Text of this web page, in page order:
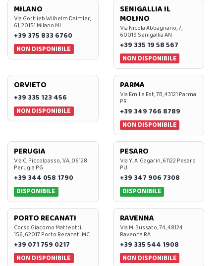
MILANO
Via Gottlieb Wilhelm Daimler,
61, 20151 Milano MI
+39 375 833 6760
NON DISPONIBILE
SENIGALLIA IL
MOLINO
Via Nicola Abbagnano, 7,
60019 Senigallia AN
+39 335 19 58 567
NON DISPONIBILE
ORVIETO
+39 335 123 456
NON DISPONIBILE
PARMA
Via Emilia Est, 7B, 43121 Parma
PR
+39 349 766 8789
NON DISPONIBILE
PERUGIA
Via C. Piccolpasso, 1/A, 06128
Perugia PG
+39 344 058 1790
DISPONIBILE
PESARO
Via Y. A. Gagarin, 61122 Pesaro
PU
+39 347 906 7308
DISPONIBILE
PORTO RECANATI
Corso Giacomo Matteotti,
156, 62017 Porto Recanati MC
+39 071 759 0217
NON DISPONIBILE
RAVENNA
Via M. Bussato, 74, 48124
Ravenna RA
+39 335 544 1908
NON DISPONIBILE